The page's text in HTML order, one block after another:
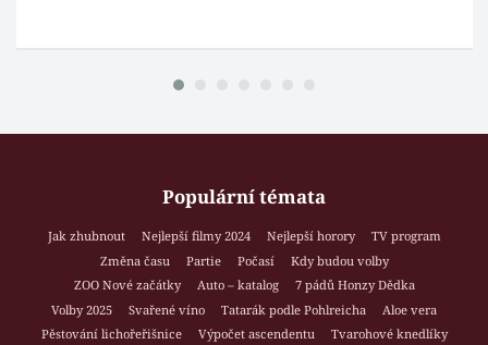
Populární témata
Jak zhubnout Nejlepší filmy 2024 Nejlepší horory
TV program
Změna času
Partie Počasí
Kdy budou volby
ZOO Nové začátky
Auto – katalog
7 pádů Honzy Dědka
Volby 2025
Svařené víno Tatarák podle Pohlreicha
Aloe vera
Pěstování lichořeřišnice
Výpočet ascendentu
Tvarohové knedlíky